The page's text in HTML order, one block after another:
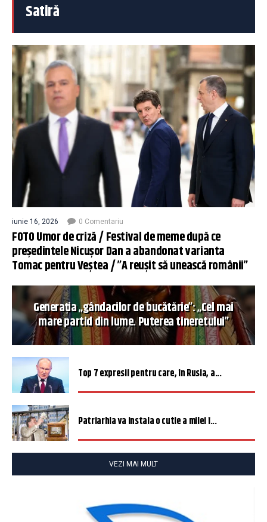
Satiră
iunie 16, 2026 0 Comentariu
FOTO Umor de criză / Festival de meme după ce
președintele Nicușor Dan a abandonat varianta
Tomac pentru Veștea / ”A reușit să unească românii”
Generația „gândacilor de bucătărie”: „Cel mai
mare partid din lume. Puterea tineretului”
Top 7 expresii pentru care, în Rusia, a...
Patriarhia va instala o cutie a milei î...
VEZI MAI MULT